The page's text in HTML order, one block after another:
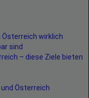
Österreich wirklich
sind
– diese Ziele bieten
Österreich